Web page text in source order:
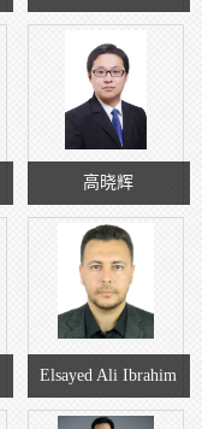
高晓辉
Elsayed Ali Ibrahim
Barakat